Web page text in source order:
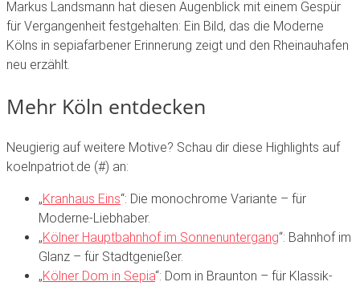
Markus Landsmann hat diesen Augenblick mit einem Gespür
für Vergangenheit festgehalten: Ein Bild, das die Moderne
Kölns in sepiafarbener Erinnerung zeigt und den Rheinauhafen
neu erzählt.
Mehr Köln entdecken
Neugierig auf weitere Motive? Schau dir diese Highlights auf
koelnpatriot.de (#) an:
„Kranhaus Eins“: Die monochrome Variante – für
Moderne-Liebhaber.
„Kölner Hauptbahnhof im Sonnenuntergang“: Bahnhof im
Glanz – für Stadtgenießer.
„Kölner Dom in Sepia“: Dom in Braunton – für Klassik-